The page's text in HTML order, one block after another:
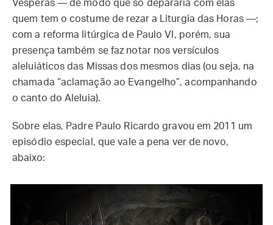
Vésperas — de modo que só depararia com elas
quem tem o costume de rezar a Liturgia das Horas —;
com a reforma litúrgica de Paulo VI, porém, sua
presença também se faz notar nos versículos
aleluiáticos das Missas dos mesmos dias (ou seja, na
chamada “aclamação ao Evangelho”, acompanhando
o canto do Aleluia).
Sobre elas, Padre Paulo Ricardo gravou em 2011 um
episódio especial, que vale a pena ver de novo,
abaixo: